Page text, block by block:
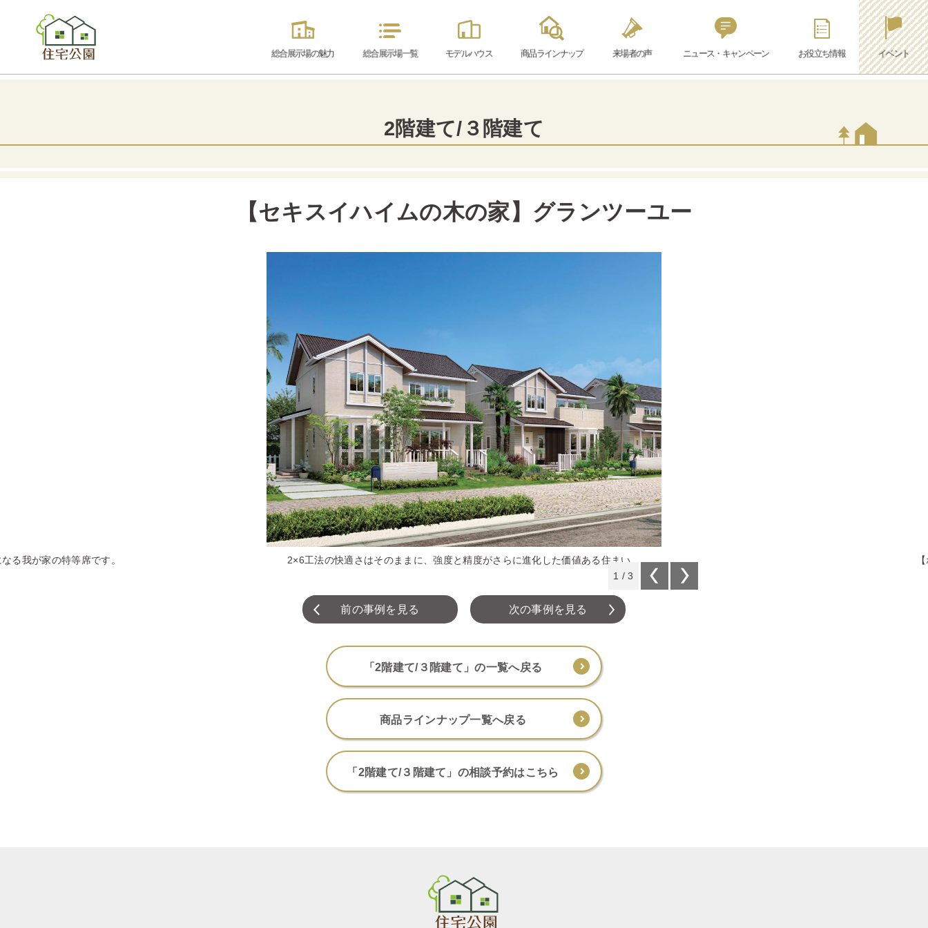
総合展示場の魅力 総合展示場一覧 モデルハウス 商品ラインナップ 来場者の声 ニュース・キャンペーン お役立ち情報 イベント
2階建て/３階建て
【セキスイハイムの木の家】グランツーユー
る我が家の特等席です。 2×6工法の快適さはそのままに、強度と精度がさらに進化した価値ある住まい。
1 /3
前の事例を見る 次の事例を見る
「2階建て/３階建て」の一覧へ戻る
商品ラインナップ一覧へ戻る
「2階建て/３階建て」の相談予約はこちら